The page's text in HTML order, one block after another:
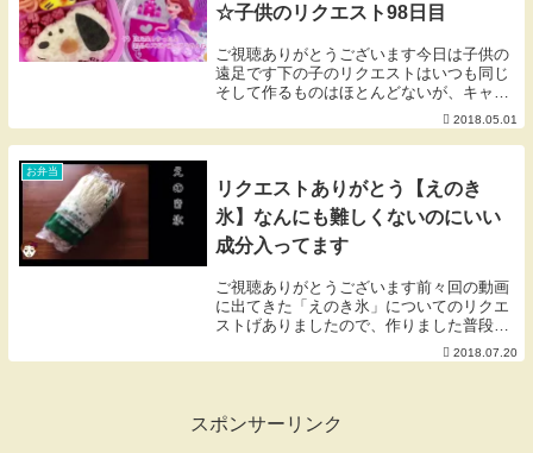
☆子供のリクエスト98日目
ご視聴ありがとうございます今日は子供の
遠足です下の子のリクエストはいつも同じ
そして作るものはほとんどないが、キャラ
に悪戦苦闘しましたキャラはちょっとした
バランスで似つかぬものになってしまうの
で、母は苦手です✿お弁当動画✿我が家の
2018.05.01
お弁当
リクエストありがとう【えのき
氷】なんにも難しくないのにいい
成分入ってます
ご視聴ありがとうございます前々回の動画
に出てきた「えのき氷」についてのリクエ
ストげありましたので、作りました普段の
大雑把な所もありますが、こちらは大目に
みてね材料えのき 1袋水 100ccフードプロ
2018.07.20
スポンサーリンク